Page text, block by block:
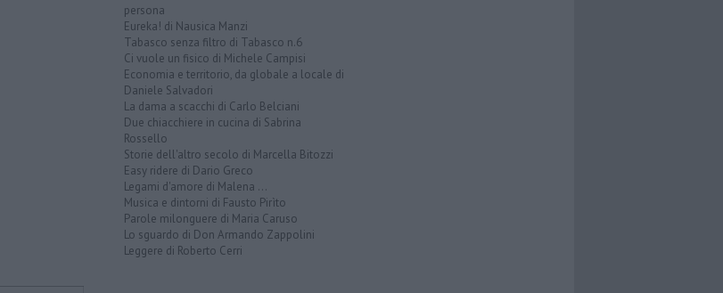
persona
Eureka! di Nausica Manzi
Tabasco senza filtro di Tabasco n.6
Ci vuole un fisico di Michele Campisi
Economia e territorio, da globale a locale di
Daniele Salvadori
La dama a scacchi di Carlo Belciani
Due chiacchiere in cucina di Sabrina
Rossello
Storie dell'altro secolo di Marcella Bitozzi
Easy ridere di Dario Greco
Legami d'amore di Malena ...
Musica e dintorni di Fausto Pirìto
Parole milonguere di Maria Caruso
Lo sguardo di Don Armando Zappolini
Leggere di Roberto Cerri